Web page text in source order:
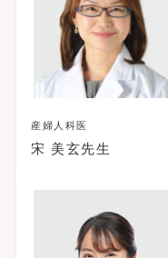
産婦人科医
宋 美玄先生